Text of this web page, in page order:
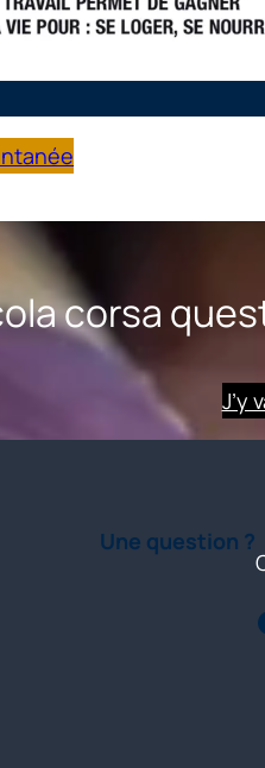
corsa
J’y
Une question ?